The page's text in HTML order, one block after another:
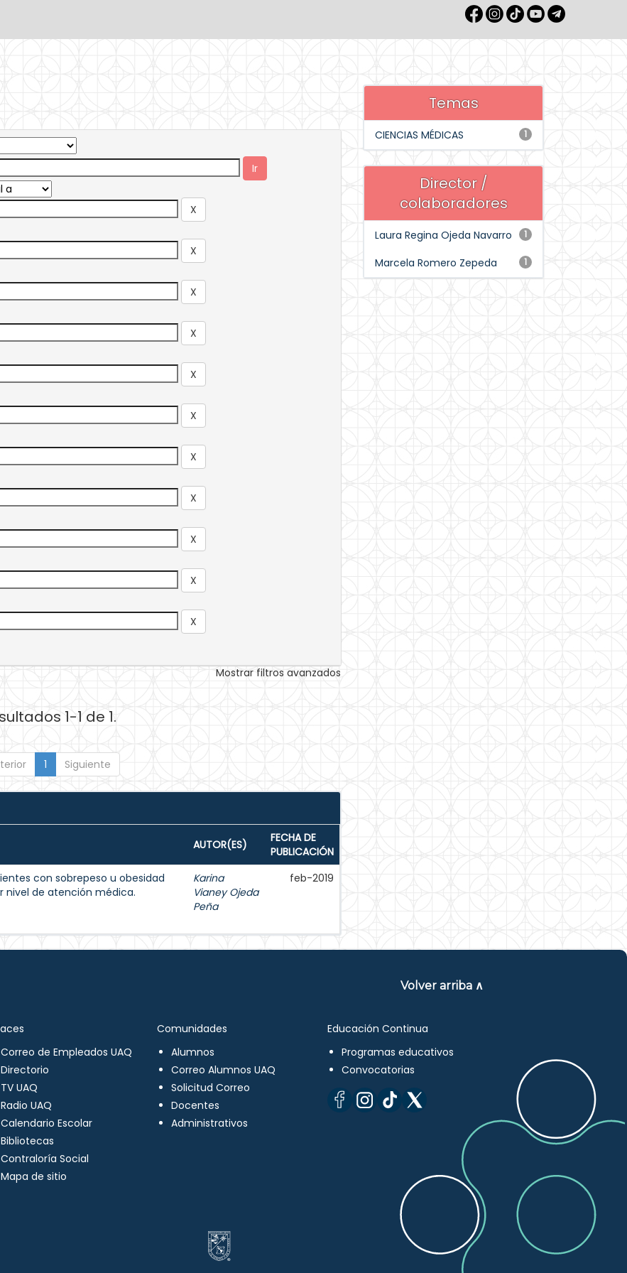
Mostrar filtros avanzados
1-1 de 1.
1 Siguiente
AUTOR(ES)
FECHA DE
PUBLICACIÓN
con sobrepeso u obesidad
nivel de atención médica.
Karina
Vianey Ojeda
Peña
feb-2019
Temas
1
CIENCIAS MÉDICAS
Director /
colaboradores
1
Laura Regina Ojeda Navarro
1
Marcela Romero Zepeda
Volver arriba ∧
Correo de Empleados UAQ
Directorio
TV UAQ
Radio UAQ
Calendario Escolar
Bibliotecas
Contraloría Social
Mapa de sitio
Comunidades
Alumnos
Correo Alumnos UAQ
Solicitud Correo
Docentes
Administrativos
Educación Continua
Programas educativos
Convocatorias